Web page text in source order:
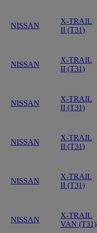
NISSAN
X-TRAIL
II (T31)
NISSAN
X-TRAIL
II (T31)
NISSAN
X-TRAIL
II (T31)
NISSAN
X-TRAIL
II (T31)
NISSAN
X-TRAIL
II (T31)
NISSAN
X-TRAIL
VAN (T31)